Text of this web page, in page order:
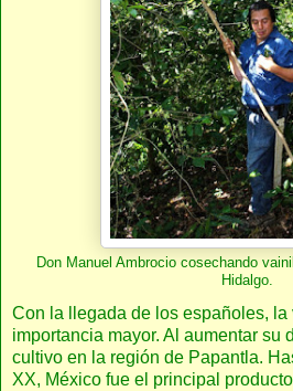
Don Manuel Ambrocio cosechando
Hidalgo.
Con la llegada de los españoles,
importancia mayor. Al aumentar su
cultivo en la región de Papantla.
XX, México fue el principal